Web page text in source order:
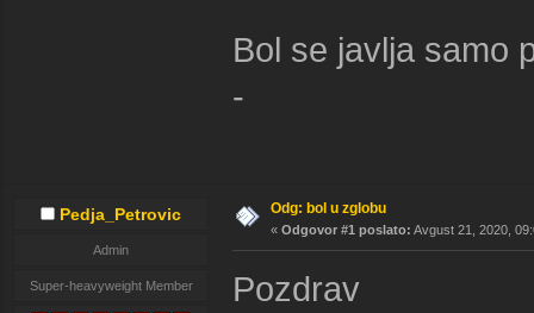
Bol se javlja samo
-
Pedja_Petrovic
Admin
Super-heavyweight Member
Odg: bol u zglobu
« Odgovor #1 poslato: Avgust 21, 2020,
Pozdrav